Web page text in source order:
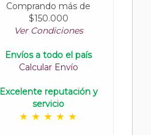
Comprando más de
$150.000
Ver Condiciones
Envíos a todo el país
Calcular Envío
Excelente reputación y
servicio